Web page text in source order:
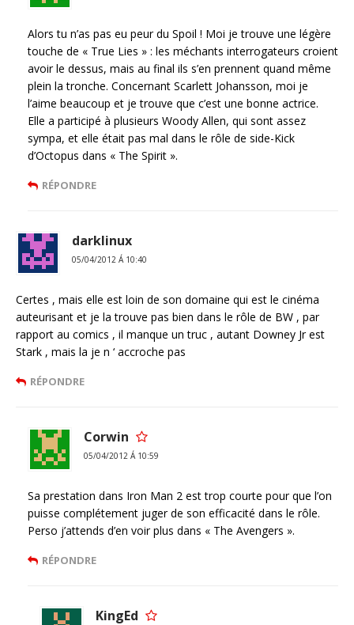
Alors tu n’as pas eu peur du Spoil ! Moi je trouve une légère
touche de « True Lies » : les méchants interrogateurs croient
avoir le dessus, mais au final ils s’en prennent quand même
plein la tronche. Concernant Scarlett Johansson, moi je
l’aime beaucoup et je trouve que c’est une bonne actrice.
Elle a participé à plusieurs Woody Allen, qui sont assez
sympa, et elle était pas mal dans le rôle de side-Kick
d’Octopus dans « The Spirit ».
RÉPONDRE
darklinux
05/04/2012 Á 10:40
Certes , mais elle est loin de son domaine qui est le cinéma
auteurisant et je la trouve pas bien dans le rôle de BW , par
rapport au comics , il manque un truc , autant Downey Jr est
Stark , mais la je n ‘ accroche pas
RÉPONDRE
Corwin
05/04/2012 Á 10:59
Sa prestation dans Iron Man 2 est trop courte pour que l’on
puisse complétement juger de son efficacité dans le rôle.
Perso j’attends d’en voir plus dans « The Avengers ».
RÉPONDRE
KingEd